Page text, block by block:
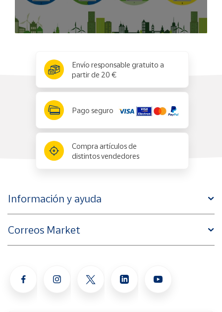
Envío responsable gratuito a
partir de 20 €
Pago seguro
Compra artículos de
distintos vendedores
Información y ayuda
Correos Market